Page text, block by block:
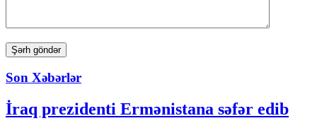
Son Xəbərlər
İraq prezidenti Ermənistana səfər edib